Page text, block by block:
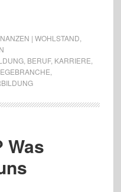
| WOHLSTAND
, BERUF, KARRIERE
Was